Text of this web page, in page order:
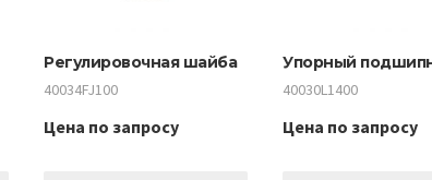
Регулировочная шайба
40034FJ100
Цена по запросу
Упорный
40030L1400
Цена по запросу